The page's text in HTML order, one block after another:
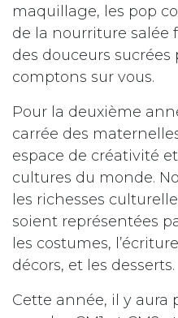
maquillage, les pop
de la nourriture salée
des douceurs
comptons sur vous.
Pour la deuxième
carrée des
espace de créativité
cultures du monde.
les richesses
soient représentées
les costumes,
décors, et les desserts.
Cette année, il y aura